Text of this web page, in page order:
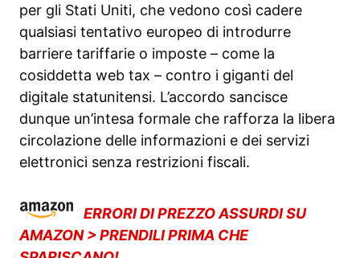
per gli Stati Uniti, che vedono così cadere
qualsiasi tentativo europeo di introdurre
barriere tariffarie o imposte – come la
cosiddetta web tax – contro i giganti del
digitale statunitensi. L’accordo sancisce
dunque un’intesa formale che rafforza la libera
circolazione delle informazioni e dei servizi
elettronici senza restrizioni fiscali.
ERRORI DI PREZZO ASSURDI SU
AMAZON > PRENDILI PRIMA CHE